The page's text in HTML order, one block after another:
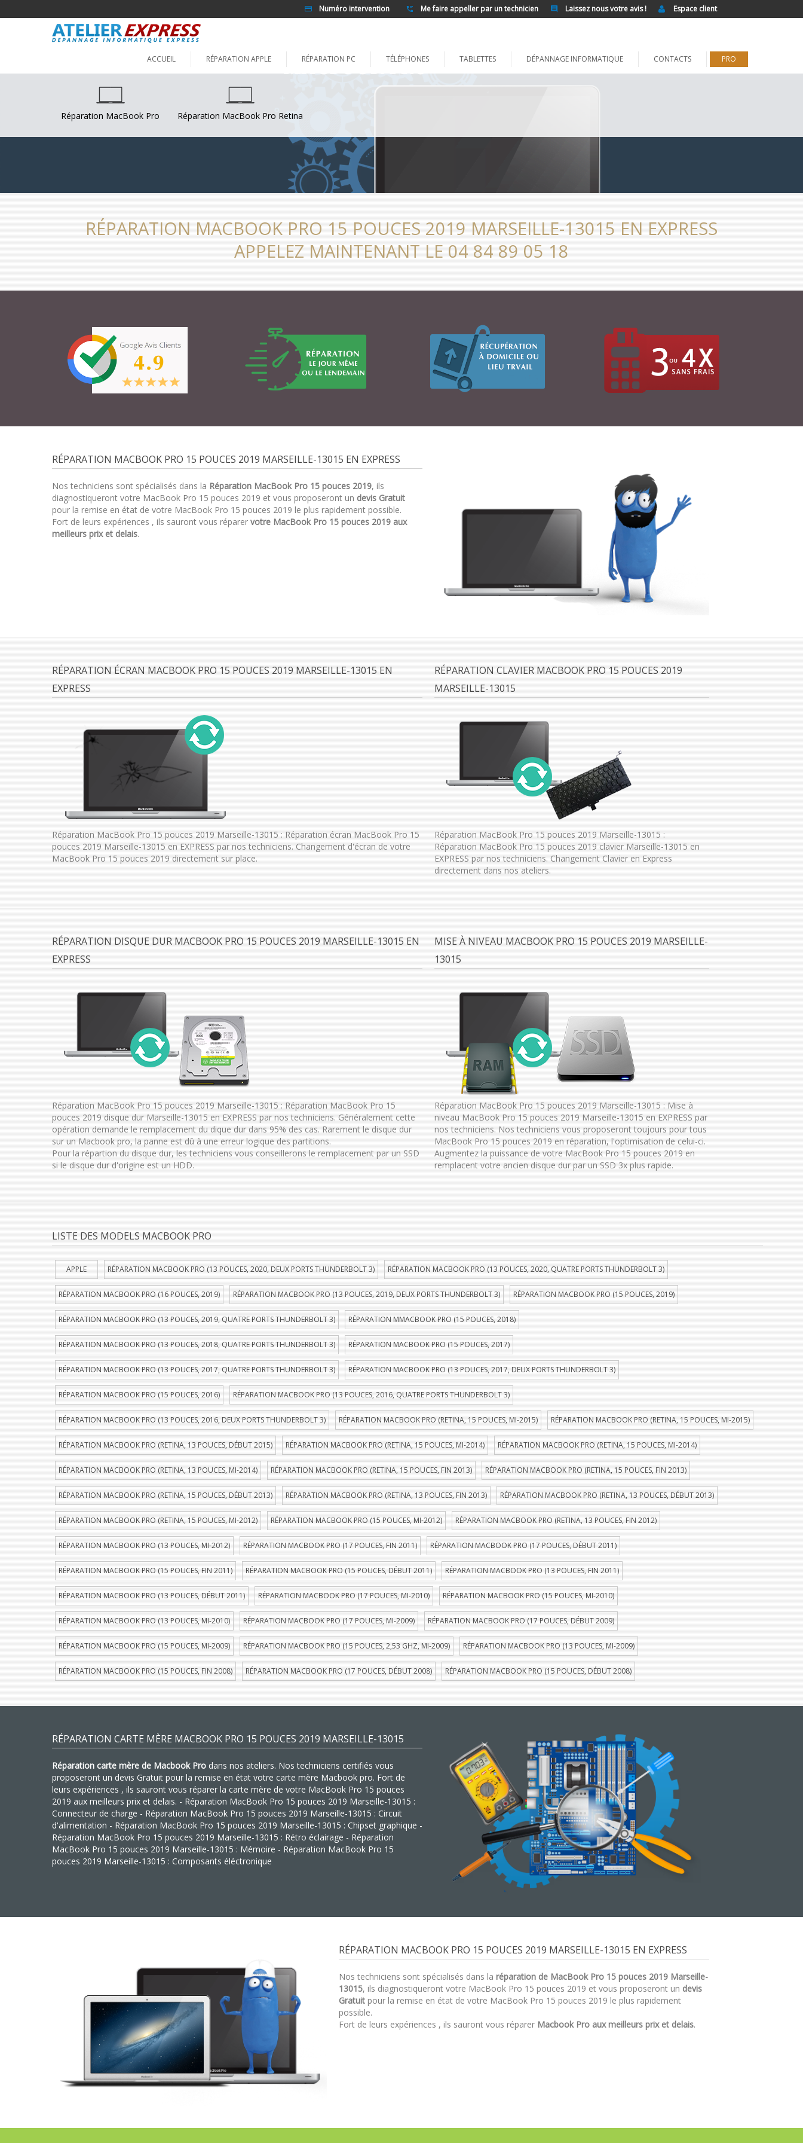
Espace client
Laissez nous votre avis !
Me faire appeller par un technicien
Numéro intervention
ACCUEIL RÉPARATION APPLE RÉPARATION PC TÉLÉPHONES TABLETTES DÉPANNAGE INFORMATIQUE CONTACTS PRO
Réparation MacBook Pro Réparation MacBook Pro Retina
RÉPARATION MACBOOK PRO 15 POUCES 2019 MARSEILLE-13015 EN EXPRESS
APPELEZ MAINTENANT LE 04 84 89 05 18
RÉPARATION MACBOOK PRO 15 POUCES 2019 MARSEILLE-13015 EN EXPRESS
Nos techniciens sont spécialisés dans la Réparation MacBook Pro 15 pouces 2019, ils
diagnostiqueront votre MacBook Pro 15 pouces 2019 et vous proposeront un devis Gratuit
pour la remise en état de votre MacBook Pro 15 pouces 2019 le plus rapidement possible.
Fort de leurs expériences , ils sauront vous réparer votre MacBook Pro 15 pouces 2019 aux
meilleurs prix et delais.
RÉPARATION ÉCRAN MACBOOK PRO 15 POUCES 2019 MARSEILLE-13015 EN
EXPRESS
Réparation MacBook Pro 15 pouces 2019 Marseille-13015 : Réparation écran MacBook Pro 15
pouces 2019 Marseille-13015 en EXPRESS par nos techniciens. Changement d'écran de votre
MacBook Pro 15 pouces 2019 directement sur place.
RÉPARATION CLAVIER MACBOOK PRO 15 POUCES 2019
MARSEILLE-13015
Réparation MacBook Pro 15 pouces 2019 Marseille-13015 :
Réparation MacBook Pro 15 pouces 2019 clavier Marseille-13015 en
EXPRESS par nos techniciens. Changement Clavier en Express
directement dans nos ateliers.
RÉPARATION DISQUE DUR MACBOOK PRO 15 POUCES 2019 MARSEILLE-13015 EN
EXPRESS
Réparation MacBook Pro 15 pouces 2019 Marseille-13015 : Réparation MacBook Pro 15
pouces 2019 disque dur Marseille-13015 en EXPRESS par nos techniciens. Généralement cette
opération demande le remplacement du dique dur dans 95% des cas. Rarement le disque dur
sur un Macbook pro, la panne est dû à une erreur logique des partitions.
Pour la répartion du disque dur, les techniciens vous conseillerons le remplacement par un SSD
si le disque dur d'origine est un HDD.
MISE À NIVEAU MACBOOK PRO 15 POUCES 2019 MARSEILLE-
13015
Réparation MacBook Pro 15 pouces 2019 Marseille-13015 : Mise à
niveau MacBook Pro 15 pouces 2019 Marseille-13015 en EXPRESS par
nos techniciens. Nos techniciens vous proposeront toujours pour tous
MacBook Pro 15 pouces 2019 en réparation, l'optimisation de celui-ci.
Augmentez la puissance de votre MacBook Pro 15 pouces 2019 en
remplacent votre ancien disque dur par un SSD 3x plus rapide.
LISTE DES MODELS MACBOOK PRO
APPLE RÉPARATION MACBOOK PRO (13 POUCES, 2020, DEUX PORTS THUNDERBOLT 3) RÉPARATION MACBOOK PRO (13 POUCES, 2020, QUATRE PORTS THUNDERBOLT 3)
RÉPARATION MACBOOK PRO (16 POUCES, 2019) RÉPARATION MACBOOK PRO (13 POUCES, 2019, DEUX PORTS THUNDERBOLT 3) RÉPARATION MACBOOK PRO (15 POUCES, 2019)
RÉPARATION MACBOOK PRO (13 POUCES, 2019, QUATRE PORTS THUNDERBOLT 3) RÉPARATION MMACBOOK PRO (15 POUCES, 2018)
RÉPARATION MACBOOK PRO (13 POUCES, 2018, QUATRE PORTS THUNDERBOLT 3) RÉPARATION MACBOOK PRO (15 POUCES, 2017)
RÉPARATION MACBOOK PRO (13 POUCES, 2017, QUATRE PORTS THUNDERBOLT 3) RÉPARATION MACBOOK PRO (13 POUCES, 2017, DEUX PORTS THUNDERBOLT 3)
RÉPARATION MACBOOK PRO (15 POUCES, 2016) RÉPARATION MACBOOK PRO (13 POUCES, 2016, QUATRE PORTS THUNDERBOLT 3)
RÉPARATION MACBOOK PRO (13 POUCES, 2016, DEUX PORTS THUNDERBOLT 3) RÉPARATION MACBOOK PRO (RETINA, 15 POUCES, MI-2015) RÉPARATION MACBOOK PRO (RETINA, 15 POUCES, MI-2015)
RÉPARATION MACBOOK PRO (RETINA, 13 POUCES, DÉBUT 2015) RÉPARATION MACBOOK PRO (RETINA, 15 POUCES, MI-2014) RÉPARATION MACBOOK PRO (RETINA, 15 POUCES, MI-2014)
RÉPARATION MACBOOK PRO (RETINA, 13 POUCES, MI-2014) RÉPARATION MACBOOK PRO (RETINA, 15 POUCES, FIN 2013) RÉPARATION MACBOOK PRO (RETINA, 15 POUCES, FIN 2013)
RÉPARATION MACBOOK PRO (RETINA, 15 POUCES, DÉBUT 2013) RÉPARATION MACBOOK PRO (RETINA, 13 POUCES, FIN 2013) RÉPARATION MACBOOK PRO (RETINA, 13 POUCES, DÉBUT 2013)
RÉPARATION MACBOOK PRO (RETINA, 15 POUCES, MI-2012) RÉPARATION MACBOOK PRO (15 POUCES, MI-2012) RÉPARATION MACBOOK PRO (RETINA, 13 POUCES, FIN 2012)
RÉPARATION MACBOOK PRO (13 POUCES, MI-2012) RÉPARATION MACBOOK PRO (17 POUCES, FIN 2011) RÉPARATION MACBOOK PRO (17 POUCES, DÉBUT 2011)
RÉPARATION MACBOOK PRO (15 POUCES, FIN 2011) RÉPARATION MACBOOK PRO (15 POUCES, DÉBUT 2011) RÉPARATION MACBOOK PRO (13 POUCES, FIN 2011)
RÉPARATION MACBOOK PRO (13 POUCES, DÉBUT 2011) RÉPARATION MACBOOK PRO (17 POUCES, MI-2010) RÉPARATION MACBOOK PRO (15 POUCES, MI-2010)
RÉPARATION MACBOOK PRO (13 POUCES, MI-2010) RÉPARATION MACBOOK PRO (17 POUCES, MI-2009) RÉPARATION MACBOOK PRO (17 POUCES, DÉBUT 2009)
RÉPARATION MACBOOK PRO (15 POUCES, MI-2009) RÉPARATION MACBOOK PRO (15 POUCES, 2,53 GHZ, MI-2009) RÉPARATION MACBOOK PRO (13 POUCES, MI-2009)
RÉPARATION MACBOOK PRO (15 POUCES, FIN 2008) RÉPARATION MACBOOK PRO (17 POUCES, DÉBUT 2008) RÉPARATION MACBOOK PRO (15 POUCES, DÉBUT 2008)
RÉPARATION CARTE MÈRE MACBOOK PRO 15 POUCES 2019 MARSEILLE-13015
Réparation carte mère de Macbook Pro dans nos ateliers. Nos techniciens certifiés vous
proposeront un devis Gratuit pour la remise en état votre carte mère Macbook pro. Fort de
leurs expériences , ils sauront vous réparer la carte mère de votre MacBook Pro 15 pouces
2019 aux meilleurs prix et delais. - Réparation MacBook Pro 15 pouces 2019 Marseille-13015 :
Connecteur de charge - Réparation MacBook Pro 15 pouces 2019 Marseille-13015 : Circuit
d'alimentation - Réparation MacBook Pro 15 pouces 2019 Marseille-13015 : Chipset graphique -
Réparation MacBook Pro 15 pouces 2019 Marseille-13015 : Rétro éclairage - Réparation
MacBook Pro 15 pouces 2019 Marseille-13015 : Mémoire - Réparation MacBook Pro 15
pouces 2019 Marseille-13015 : Composants éléctronique
RÉPARATION MACBOOK PRO 15 POUCES 2019 MARSEILLE-13015 EN EXPRESS
Nos techniciens sont spécialisés dans la réparation de MacBook Pro 15 pouces 2019 Marseille-
13015, ils diagnostiqueront votre MacBook Pro 15 pouces 2019 et vous proposeront un devis
Gratuit pour la remise en état de votre MacBook Pro 15 pouces 2019 le plus rapidement
possible.
Fort de leurs expériences , ils sauront vous réparer Macbook Pro aux meilleurs prix et delais.